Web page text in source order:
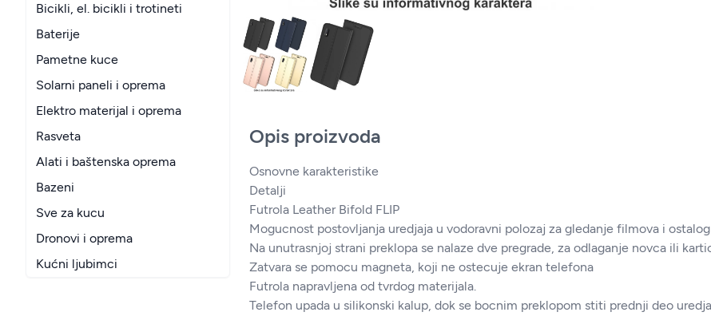
Bicikli, el. bicikli i trotineti
Baterije
Pametne kuce
Solarni paneli i oprema
Elektro materijal i oprema
Rasveta
Alati i baštenska oprema
Bazeni
Sve za kucu
Dronovi i oprema
Kućni ljubimci
Opis proizvoda
Osnovne karakteristike
Detalji
Futrola Leather Bifold FLIP
Mogucnost postovljanja uredjaja u vodoravni polozaj za gledanje filmova i
Na unutrasnjoj strani preklopa se nalaze dve pregrade, za odlaganje novca ili
Zatvara se pomocu magneta, koji ne ostecuje ekran telefona
Futrola napravljena od tvrdog materijala.
Telefon upada u silikonski kalup, dok se bocnim preklopom stiti prednji deo